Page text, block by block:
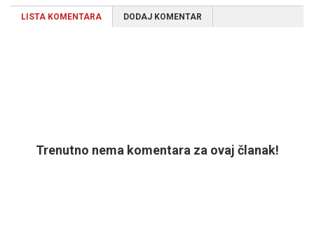
LISTA KOMENTARA DODAJ KOMENTAR
Trenutno nema komentara za ovaj članak!